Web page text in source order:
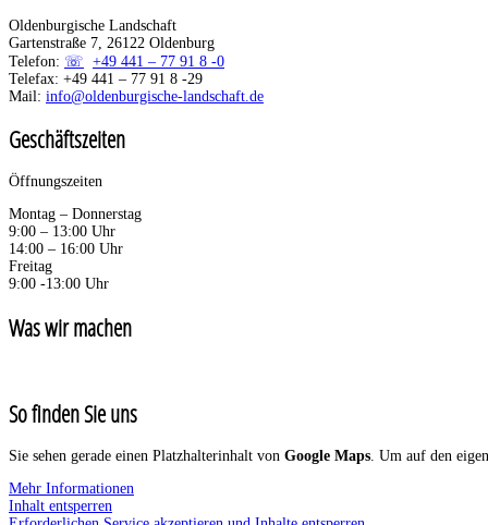
Oldenburgische Landschaft
Gartenstraße 7, 26122 Oldenburg
Telefon:
+49 441 – 77 91 8 -0
Telefax: +49 441 – 77 91 8 -29
Mail: info@oldenburgische-landschaft.de
Geschäftszeiten
Öffnungszeiten
Montag – Donnerstag
9:00 – 13:00 Uhr
14:00 – 16:00 Uhr
Freitag
9:00 -13:00 Uhr
Was wir machen
So finden Sie uns
Sie sehen gerade einen Platzhalterinhalt von Google Maps. Um auf den
Mehr Informationen
Inhalt entsperren